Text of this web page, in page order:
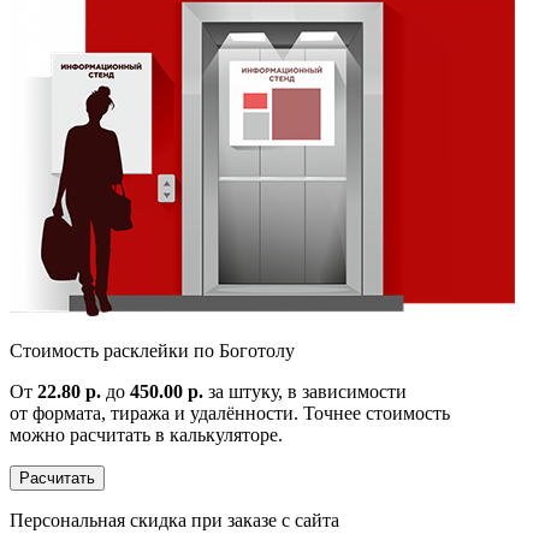
Cтоимость расклейки по Боготолу
От 22.80 р. до 450.00 р. за штуку, в зависимости
от формата, тиража и удалённости. Точнее стоимость
можно расчитать в калькуляторе.
Расчитать
Персональная скидка при заказе с сайта